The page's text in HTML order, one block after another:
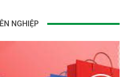
NGHIỆP